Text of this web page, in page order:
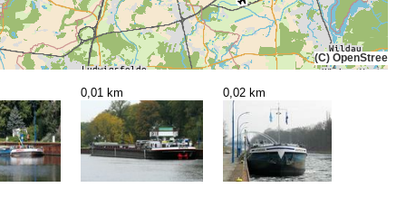
(C)
0,01 km 0,02 km